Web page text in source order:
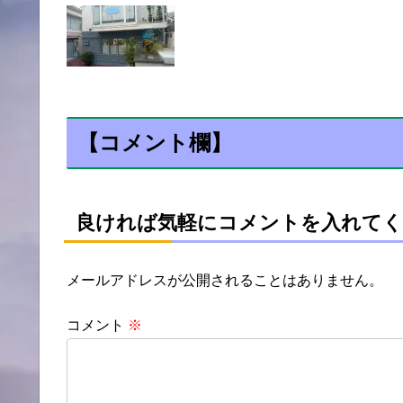
【コメント欄】
良ければ気軽にコメントを入れて
メールアドレスが公開されることはありません。
コメント ※